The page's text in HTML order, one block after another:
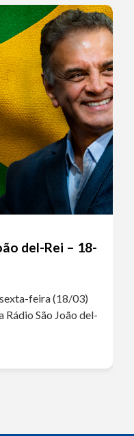
del-Rei – 18-
feira (18/03)
Rádio São João del-